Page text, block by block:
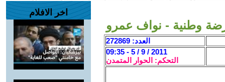
وطنية - نواف عمرو
العدد: 272869
2011 / 9 / 5 - 09:35
التحكم: الحوار المتمدن
اخر الافلام